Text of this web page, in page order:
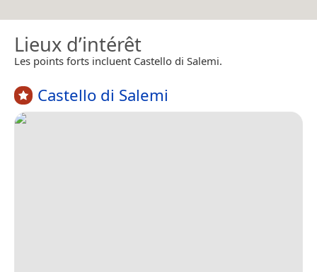
Lieux d’intérêt
Les points forts incluent Castello di Salemi.
Castello di Salemi